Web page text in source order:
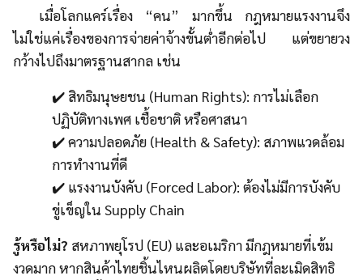
เมื่อโลกแคร์เรื่อง “คน” มากขึ้น กฎหมายแรงงานจึง
ไม่ใช่แค่เรื่องของการจ่ายค่าจ้างขั้นต่ำอีกต่อไป แต่ขยายวง
กว้างไปถึงมาตรฐานสากล เช่น
✔️ สิทธิมนุษยชน (Human Rights): การไม่เลือก
ปฏิบัติทางเพศ เชื้อชาติ หรือศาสนา
✔️ ความปลอดภัย (Health & Safety): สภาพแวดล้อม
การทำงานที่ดี
✔️ แรงงานบังคับ (Forced Labor): ต้องไม่มีการบังคับ
ขู่เข็ญใน Supply Chain
รู้หรือไม่? สหภาพยุโรป (EU) และอเมริกา มีกฎหมายที่เข้ม
งวดมาก หากสินค้าไทยชิ้นไหนผลิตโดยบริษัทที่ละเมิดสิทธิ